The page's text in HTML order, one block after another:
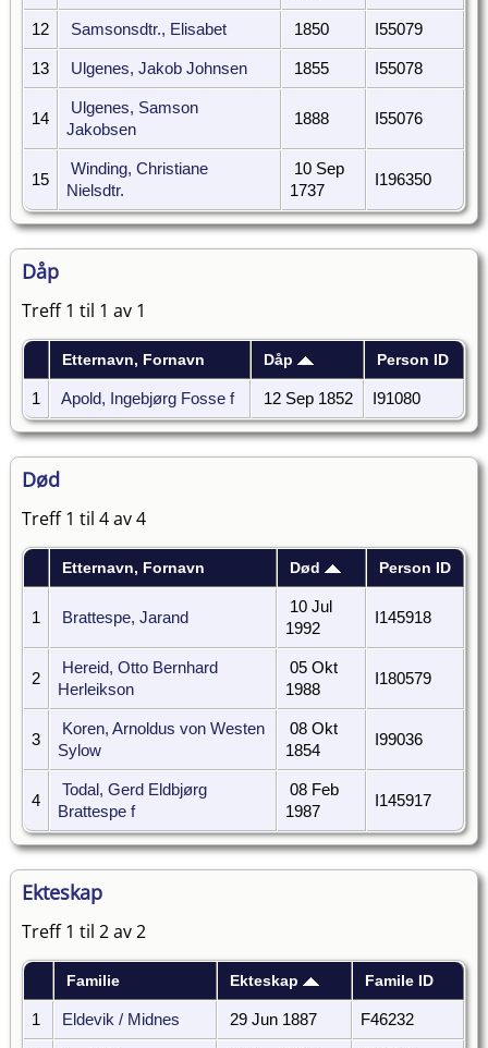
12 Samsonsdtr., Elisabet 1850 I55079
13 Ulgenes, Jakob Johnsen 1855 I55078
14
Ulgenes, Samson
Jakobsen
1888 I55076
15
Winding, Christiane
Nielsdtr.
10 Sep
1737
I196350
Dåp
Treff 1 til 1 av 1
Etternavn, Fornavn Dåp Person ID
1 Apold, Ingebjørg Fosse f 12 Sep 1852 I91080
Død
Treff 1 til 4 av 4
Etternavn, Fornavn Død Person ID
1 Brattespe, Jarand
10 Jul
1992
I145918
2
Hereid, Otto Bernhard
Herleikson
05 Okt
1988
I180579
3
Koren, Arnoldus von Westen
Sylow
08 Okt
1854
I99036
4
Todal, Gerd Eldbjørg
Brattespe f
08 Feb
1987
I145917
Ekteskap
Treff 1 til 2 av 2
Familie Ekteskap Famile ID
1 Eldevik / Midnes 29 Jun 1887 F46232